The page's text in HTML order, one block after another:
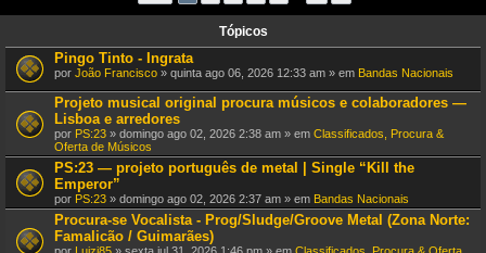
Tópicos
Pingo Tinto - Ingrata
por João Francisco » quinta ago 06, 2026 12:33 am » em Bandas Nacionais
Projeto musical original procura músicos e colaboradores —
Lisboa e arredores
por PS:23 » domingo ago 02, 2026 2:38 am » em Classificados, Procura &
Oferta de Músicos
PS:23 — projeto português de metal | Single “Kill the
Emperor”
por PS:23 » domingo ago 02, 2026 2:37 am » em Bandas Nacionais
Procura-se Vocalista - Prog/Sludge/Groove Metal (Zona Norte:
Famalicão / Guimarães)
por Luizi85 » sexta jul 31, 2026 1:46 pm » em Classificados, Procura & Oferta